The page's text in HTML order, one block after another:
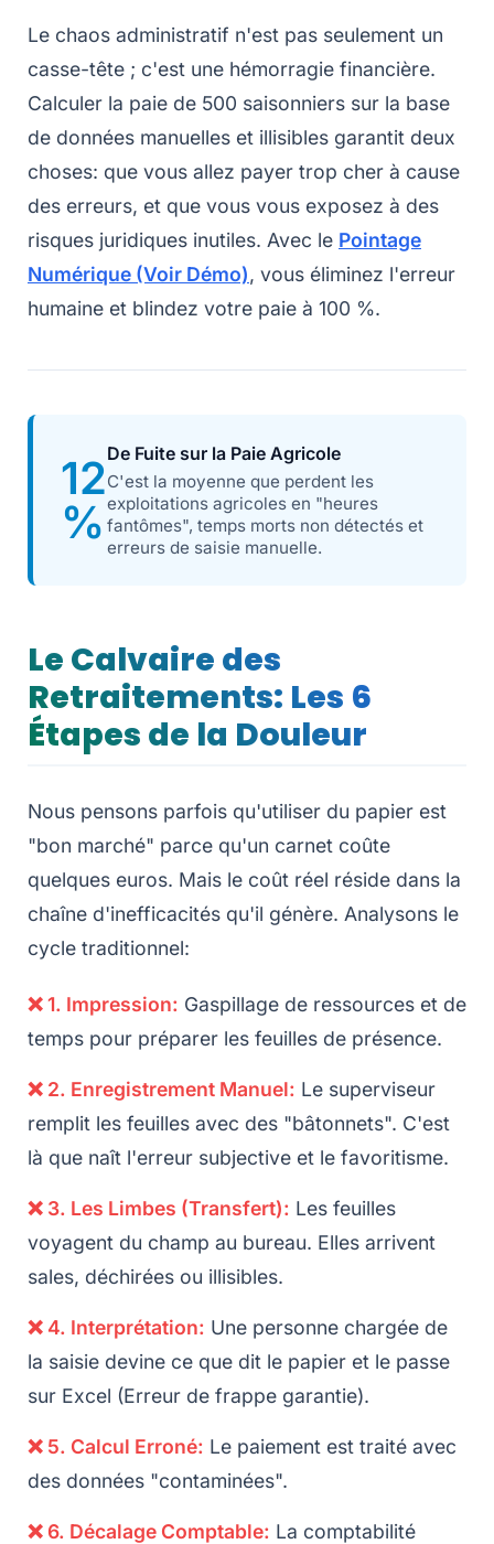
Le chaos administratif n'est pas seulement un
casse-tête ; c'est une hémorragie financière.
Calculer la paie de 500 saisonniers sur la base
de données manuelles et illisibles garantit deux
choses: que vous allez payer trop cher à cause
des erreurs, et que vous vous exposez à des
risques juridiques inutiles. Avec le Pointage
Numérique (Voir Démo), vous éliminez l'erreur
humaine et blindez votre paie à 100 %.
12
%
De Fuite sur la Paie Agricole
C'est la moyenne que perdent les
exploitations agricoles en "heures
fantômes", temps morts non détectés et
erreurs de saisie manuelle.
Le Calvaire des
Retraitements: Les 6
Étapes de la Douleur
Nous pensons parfois qu'utiliser du papier est
"bon marché" parce qu'un carnet coûte
quelques euros. Mais le coût réel réside dans la
chaîne d'inefficacités qu'il génère. Analysons le
cycle traditionnel:
❌ 1. Impression: Gaspillage de ressources et de
temps pour préparer les feuilles de présence.
❌ 2. Enregistrement Manuel: Le superviseur
remplit les feuilles avec des "bâtonnets". C'est
là que naît l'erreur subjective et le favoritisme.
❌ 3. Les Limbes (Transfert): Les feuilles
voyagent du champ au bureau. Elles arrivent
sales, déchirées ou illisibles.
❌ 4. Interprétation: Une personne chargée de
la saisie devine ce que dit le papier et le passe
sur Excel (Erreur de frappe garantie).
❌ 5. Calcul Erroné: Le paiement est traité avec
des données "contaminées".
❌ 6. Décalage Comptable: La comptabilité